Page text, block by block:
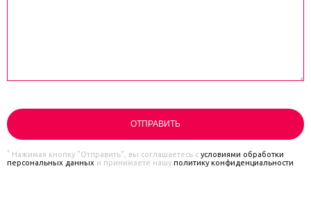
* Нажимая кнопку "Отправить", вы соглашаетесь с условиями обработки
персональных данных и принимаете нашу политику конфиденциальности